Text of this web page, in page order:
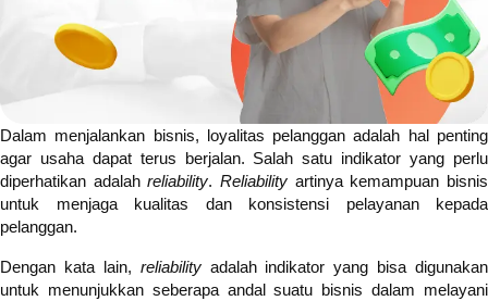
Dalam menjalankan bisnis, loyalitas pelanggan adalah hal penting
agar usaha dapat terus berjalan. Salah satu indikator yang perlu
diperhatikan adalahreliability.Reliability artinya kemampuan bisnis
untuk menjaga kualitas dan konsistensi pelayanan kepada
pelanggan.
Dengan kata lain, reliabilityadalah indikator yang bisa digunakan
untuk menunjukkan seberapa andal suatu bisnis dalam melayani